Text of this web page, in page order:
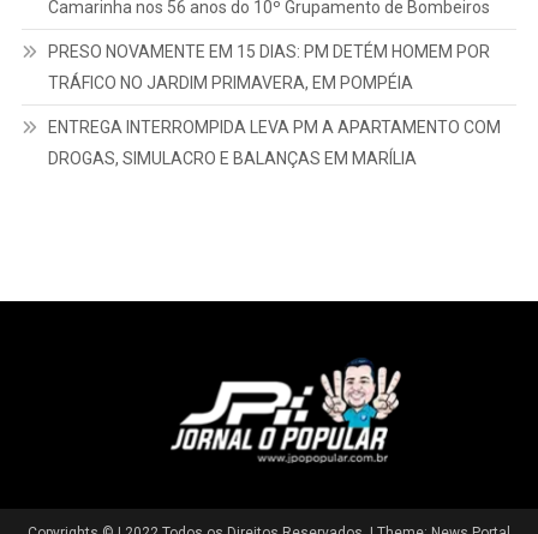
Camarinha nos 56 anos do 10º Grupamento de Bombeiros
PRESO NOVAMENTE EM 15 DIAS: PM DETÉM HOMEM POR
TRÁFICO NO JARDIM PRIMAVERA, EM POMPÉIA
ENTREGA INTERROMPIDA LEVA PM A APARTAMENTO COM
DROGAS, SIMULACRO E BALANÇAS EM MARÍLIA